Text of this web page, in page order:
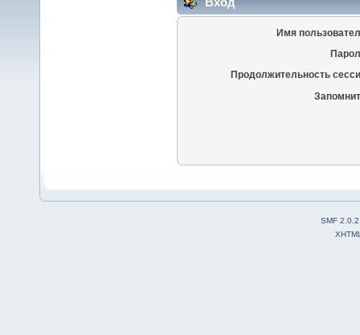
Имя
Продолжительность
SMF 2.0.2